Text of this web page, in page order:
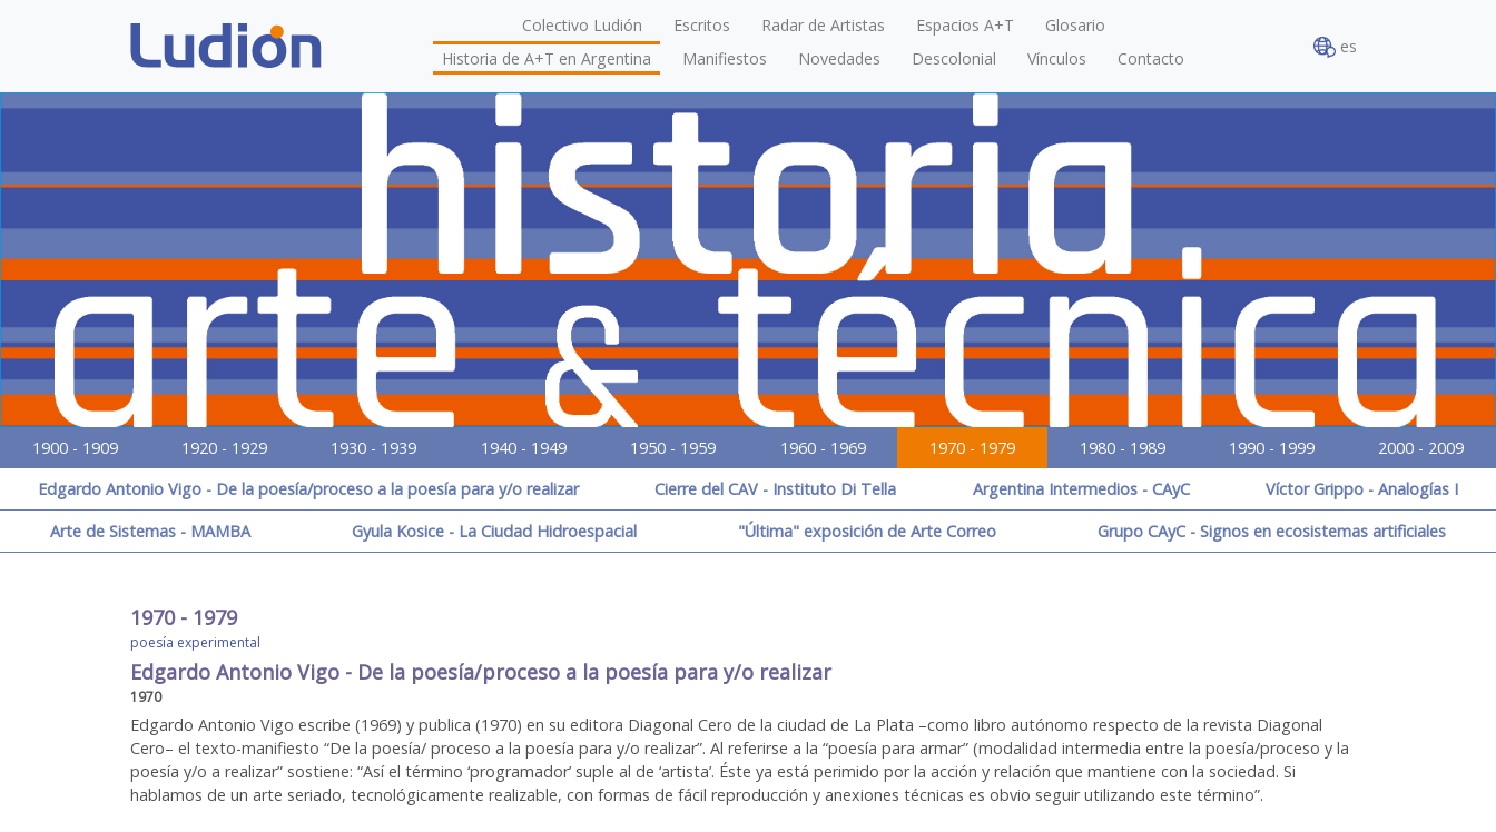
Colectivo Ludión Escritos Radar de Artistas Espacios A+T
Glosario
Historia de A+T en Argentina
Manifiestos Novedades Descolonial Vínculos Contacto
es
1900 - 1909 1920 - 1929 1930 - 1939 1940 - 1949 1950 - 1959 1960 - 1969 1970 - 1979 1980 - 1989 1990 - 1999
2000 - 2009
Edgardo Antonio Vigo - De la poesía/proceso a la poesía para y/o realizar
Cierre del CAV - Instituto Di Tella Argentina Intermedios - CAyC
Víctor Grippo - Analogías I
Arte de Sistemas - MAMBA
Gyula Kosice - La Ciudad Hidroespacial "Última" exposición de Arte Correo Grupo CAyC - Signos en ecosistemas artificiales
1970 - 1979
poesía experimental
Edgardo Antonio Vigo - De la poesía/proceso a la poesía para y/o realizar
1970
Edgardo Antonio Vigo escribe (1969) y publica (1970) en su editora Diagonal Cero de la ciudad de La Plata –como libro autónomo respecto de la revista Diagonal
Cero– el texto-manifiesto “De la poesía/ proceso a la poesía para y/o realizar”. Al referirse a la “poesía para armar” (modalidad intermedia entre la poesía/proceso y la
poesía y/o a realizar” sostiene: “Así el término ‘programador’ suple al de ‘artista’. Éste ya está perimido por la acción y relación que mantiene con la sociedad. Si
hablamos de un arte seriado, tecnológicamente realizable, con formas de fácil reproducción y anexiones técnicas es obvio seguir utilizando este término”.